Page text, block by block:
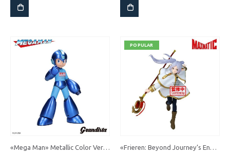
«Mega Man» Metallic Color Version Banpresto Grandista
POPULAR
«Frieren: Beyond Journey’s End» Frieren Maximatic